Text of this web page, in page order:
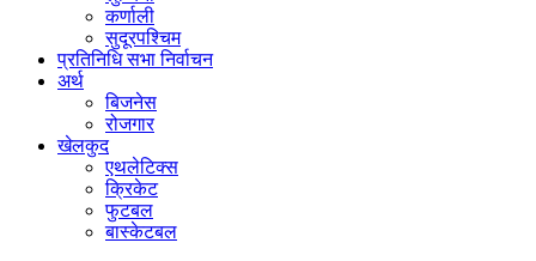
कर्णाली
सुदूरपश्चिम
प्रतिनिधि सभा निर्वाचन
अर्थ
बिजनेस
रोजगार
खेलकुद
एथलेटिक्स
क्रिकेट
फुटबल
बास्केटबल